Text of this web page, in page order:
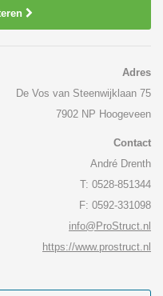
Adres
De Vos van Steenwijklaan 75
7902 NP Hoogeveen
Contact
André Drenth
T: 0528-851344
F: 0592-331098
info@ProStruct.nl
https://www.prostruct.nl